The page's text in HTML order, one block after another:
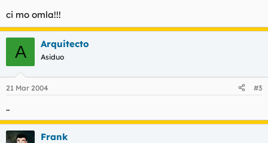
ci mo omla!!!
A Arquitecto
Asiduo
21 Mar 2004 #3
..
Frank